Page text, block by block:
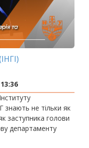
знають не тільки як
заступника голови
департаменту